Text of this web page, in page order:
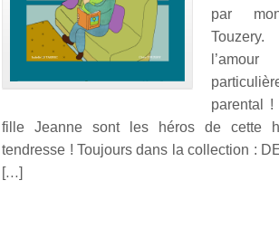
par
parental
fille Jeanne sont les héros de cette
tendresse ! Toujours dans la collection :
[…]